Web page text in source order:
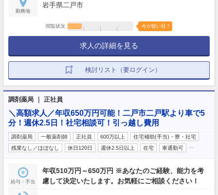
勤務地
岩手県二戸市
閲覧状況 今が狙い目！
求人の詳細を見る
検討リスト（要ログイン）
調剤薬局 ｜ 正社員
＼高額求人／年収650万円可能！二戸市二戸駅より車で5
分！週休2.5日！社宅相談可！引っ越し費用
調剤薬局 一般薬剤師 正社員 600万以上
住宅補助(手当)・寮・社宅
残業なし／ほぼなし
休日120日 週休2.5日以上 在宅 車通勤可
給与・手当
年収510万円～650万円 ※あなたのご経験、能力を考
慮して決定いたします。お気軽にご相談ください！